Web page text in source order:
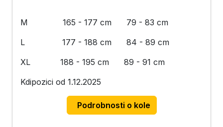
M 165 - 177 cm 79 - 83 cm
L 177 - 188 cm 84 - 89 cm
XL 188 - 195 cm 89 - 91 cm
Kdipozici od 1.12.2025
Podrobnosti o kole